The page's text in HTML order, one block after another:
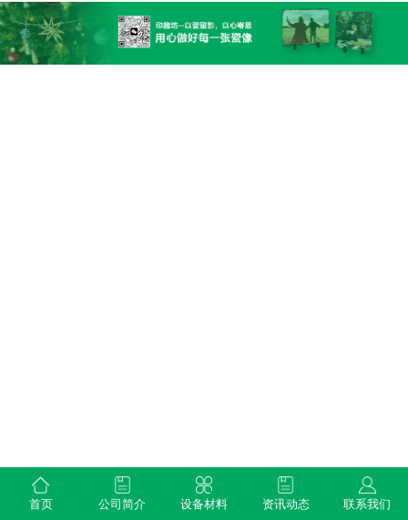
首页 公司简介 设备材料 资讯动态 联系我们